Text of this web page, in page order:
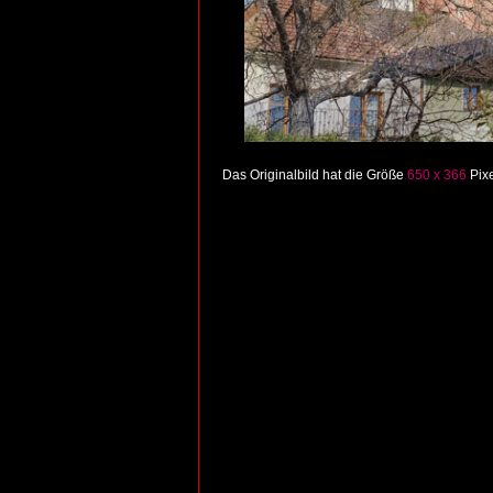
Das Originalbild hat die Größe 650 x 366